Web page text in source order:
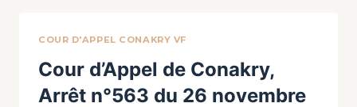
COUR D'APPEL CONAKRY VF
Cour d’Appel de Conakry,
Arrêt n°563 du 26 novembre